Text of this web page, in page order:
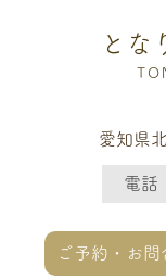
とな
愛知県
電話
ご予約・お問